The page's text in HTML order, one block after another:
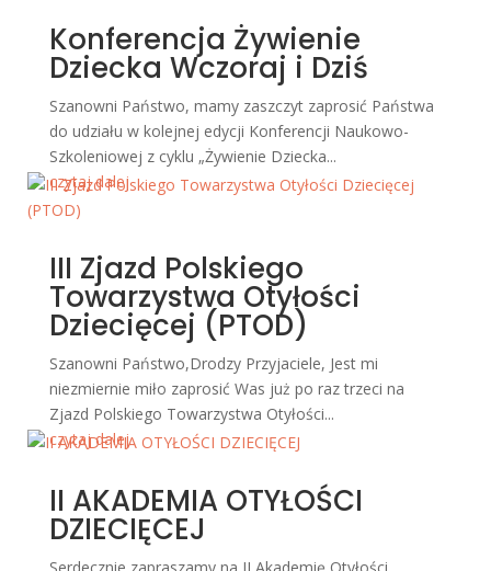
Konferencja Żywienie
Dziecka Wczoraj i Dziś
Szanowni Państwo, mamy zaszczyt zaprosić Państwa
do udziału w kolejnej edycji Konferencji Naukowo-
Szkoleniowej z cyklu „Żywienie Dziecka...
czytaj dalej
III Zjazd Polskiego
Towarzystwa Otyłości
Dziecięcej (PTOD)
Szanowni Państwo,Drodzy Przyjaciele, Jest mi
niezmiernie miło zaprosić Was już po raz trzeci na
Zjazd Polskiego Towarzystwa Otyłości...
czytaj dalej
II AKADEMIA OTYŁOŚCI
DZIECIĘCEJ